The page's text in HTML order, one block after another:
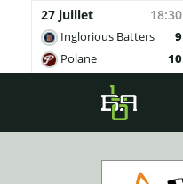
27 juillet 18:30
Inglorious Batters
9
Polane
10
Skip to main content